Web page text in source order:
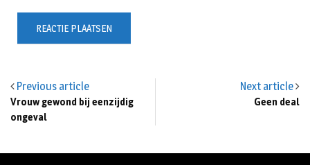
Previous article
Vrouw gewond bij eenzijdig
ongeval
Next article
Geen deal